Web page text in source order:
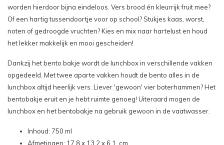
worden hierdoor bijna eindeloos. Vers brood én kleurrijk fruit mee?
Of een hartig tussendoortje voor op school? Stukjes kaas, worst,
noten of gedroogde vruchten? Kies en mix naar hartelust en houd
het lekker makkelijk en mooi gescheiden!
Dankzij het bento bakje wordt de lunchbox in verschillende vakken
opgedeeld. Met twee aparte vakken houdt de bento alles in de
lunchbox altijd heerlijk vers. Liever 'gewoon' vier boterhammen? Het
bentobakje eruit en je hebt ruimte genoeg! Uiteraard mogen de
lunchbox en het bentobakje na gebruik gewoon in de vaatwasser.
Inhoud: 750 ml
Afmetingen: 17,8 x 13,2 x 6,1 cm